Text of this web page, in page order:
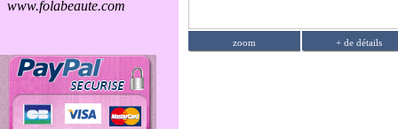
zoom + de détails